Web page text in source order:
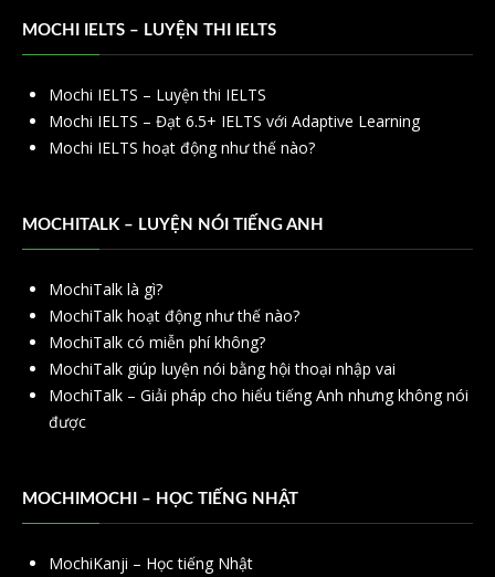
MOCHI IELTS – LUYỆN THI IELTS
Mochi IELTS – Luyện thi IELTS
Mochi IELTS – Đạt 6.5+ IELTS với Adaptive Learning
Mochi IELTS hoạt động như thế nào?
MOCHITALK – LUYỆN NÓI TIẾNG ANH
MochiTalk là gì?
MochiTalk hoạt động như thế nào?
MochiTalk có miễn phí không?
MochiTalk giúp luyện nói bằng hội thoại nhập vai
MochiTalk – Giải pháp cho hiểu tiếng Anh nhưng không nói
được
MOCHIMOCHI – HỌC TIẾNG NHẬT
MochiKanji – Học tiếng Nhật